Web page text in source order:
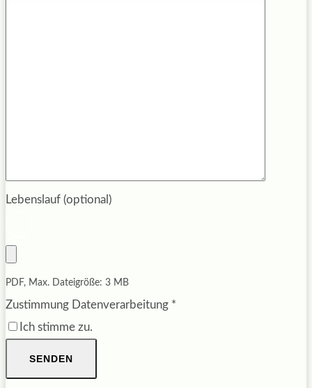
Lebenslauf (optional)
PDF, Max. Dateigröße: 3 MB
Zustimmung Datenverarbeitung *
Ich stimme zu.
SENDEN